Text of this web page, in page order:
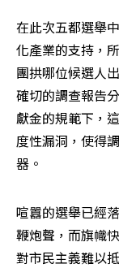
在此次五都選舉
化產業的支持，
團拱哪位候選人
確切的調查報告
獻金的規範下，
度性漏洞，使得
器。
喧囂的選舉已經
鞭炮聲，而旗幟
對市民主義難以